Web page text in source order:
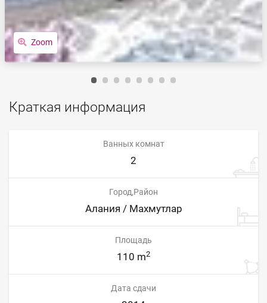
Zoom
Краткая информация
Ванных комнат
2
Город,Район
Алания / Махмутлар
Площадь
110 m2
Дата сдачи